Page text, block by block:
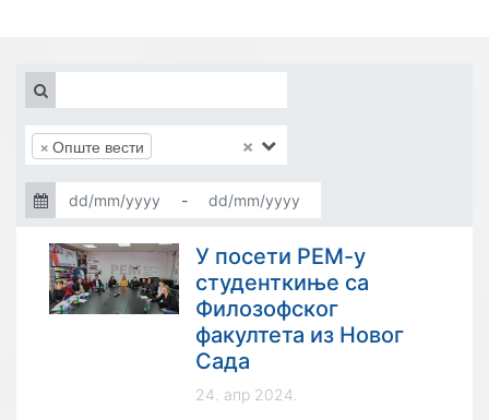
×
× Опште вести
-
У посети РЕМ-у
студенткиње са
Филозофског
факултета из Новог
Сада
24. апр 2024.